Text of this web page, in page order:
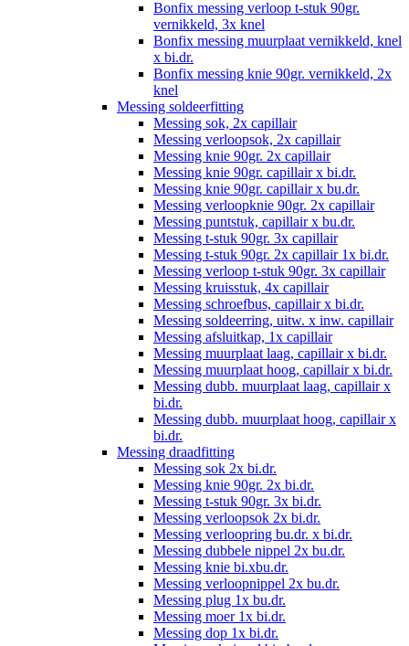
Bonfix messing verloop t-stuk 90gr.
vernikkeld, 3x knel
Bonfix messing muurplaat vernikkeld, knel
x bi.dr.
Bonfix messing knie 90gr. vernikkeld, 2x
knel
Messing soldeerfitting
Messing sok, 2x capillair
Messing verloopsok, 2x capillair
Messing knie 90gr. 2x capillair
Messing knie 90gr. capillair x bi.dr.
Messing knie 90gr. capillair x bu.dr.
Messing verloopknie 90gr. 2x capillair
Messing puntstuk, capillair x bu.dr.
Messing t-stuk 90gr. 3x capillair
Messing t-stuk 90gr. 2x capillair 1x bi.dr.
Messing verloop t-stuk 90gr. 3x capillair
Messing kruisstuk, 4x capillair
Messing schroefbus, capillair x bi.dr.
Messing soldeerring, uitw. x inw. capillair
Messing afsluitkap, 1x capillair
Messing muurplaat laag, capillair x bi.dr.
Messing muurplaat hoog, capillair x bi.dr.
Messing dubb. muurplaat laag, capillair x
bi.dr.
Messing dubb. muurplaat hoog, capillair x
bi.dr.
Messing draadfitting
Messing sok 2x bi.dr.
Messing knie 90gr. 2x bi.dr.
Messing t-stuk 90gr. 3x bi.dr.
Messing verloopsok 2x bi.dr.
Messing verloopring bu.dr. x bi.dr.
Messing dubbele nippel 2x bu.dr.
Messing knie bi.xbu.dr.
Messing verloopnippel 2x bu.dr.
Messing plug 1x bu.dr.
Messing moer 1x bi.dr.
Messing dop 1x bi.dr.